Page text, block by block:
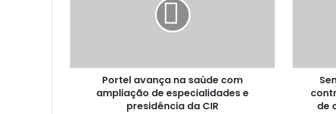
a
Portel avança na saúde com
ampliação de especialidades e
presidência da CIR
e
de